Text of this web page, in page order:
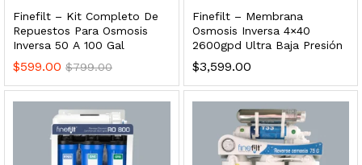
Finefilt – Kit Completo De
Repuestos Para Osmosis
Inversa 50 A 100 Gal
$599.00 $799.00
Finefilt – Membrana
Osmosis Inversa 4×40
2600gpd Ultra Baja Presión
$3,599.00
2,899.00
de Agua | Repuesto (con Polifosfatos)